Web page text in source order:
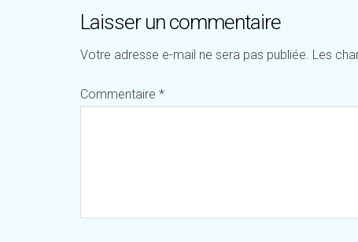
Laisser un commentaire
Votre adresse e-mail ne sera pas publiée. Les
Commentaire *